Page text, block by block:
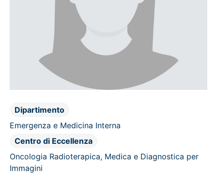
Dipartimento
Emergenza e Medicina Interna
Centro di Eccellenza
Oncologia Radioterapica, Medica e Diagnostica per
Immagini